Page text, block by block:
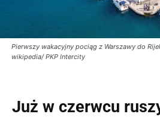
Pierwszy wakacyjny pociąg z Warszawy do
wikipedia/ PKP Intercity
Już w czerwcu